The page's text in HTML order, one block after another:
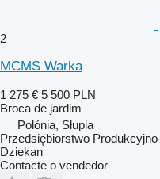
2
MCMS Warka
1 275 € 5 500 PLN
Broca de jardim
Polónia, Słupia
Przedsiębiorstwo
Dziekan
Contacte o vendedor